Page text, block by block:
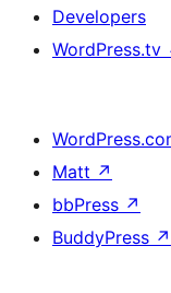
Developers
WordPress.tv
Matt ↗
bbPress ↗
BuddyPress ↗